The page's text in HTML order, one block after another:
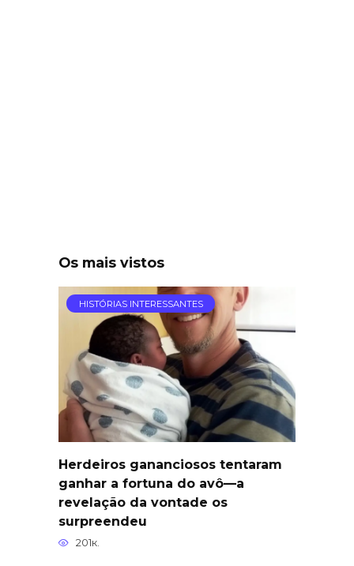
Os mais vistos
HISTÓRIAS INTERESSANTES
Herdeiros gananciosos tentaram
ganhar a fortuna do avô—a
revelação da vontade os
surpreendeu
201к.